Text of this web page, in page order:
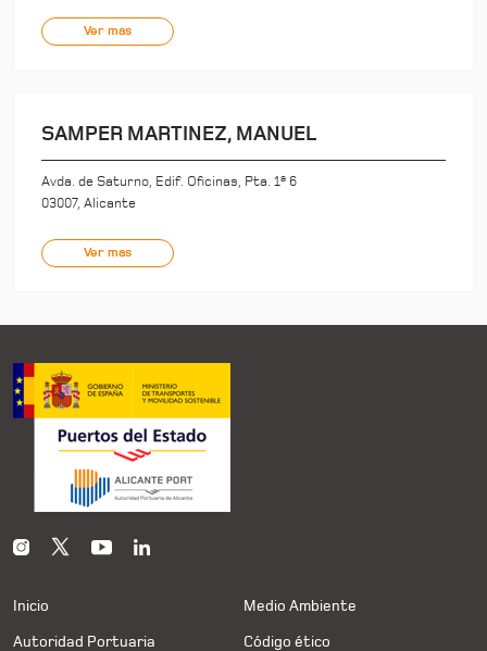
Ver mas
SAMPER MARTINEZ, MANUEL
Avda. de Saturno, Edif. Oficinas, Pta. 1ª 6
03007, Alicante
Ver mas
Inicio
Autoridad Portuaria
Medio Ambiente
Código ético